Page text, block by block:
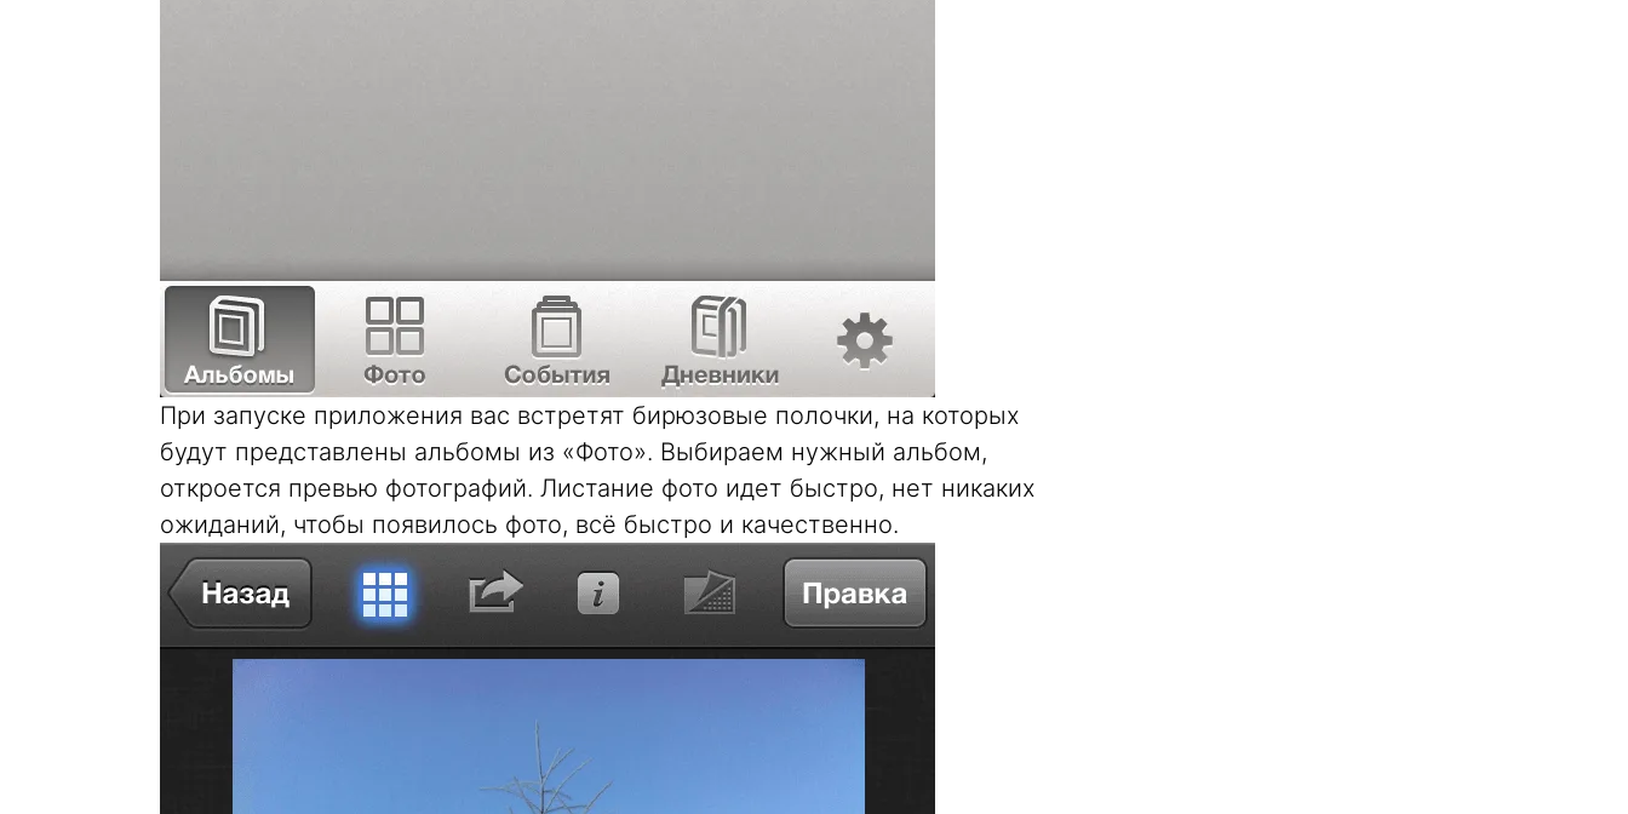
При запуске приложения вас встретят бирюзовые полочки, на которых
будут представлены альбомы из «Фото». Выбираем нужный альбом,
откроется превью фотографий. Листание фото идет быстро, нет никаких
ожиданий, чтобы появилось фото, всё быстро и качественно.